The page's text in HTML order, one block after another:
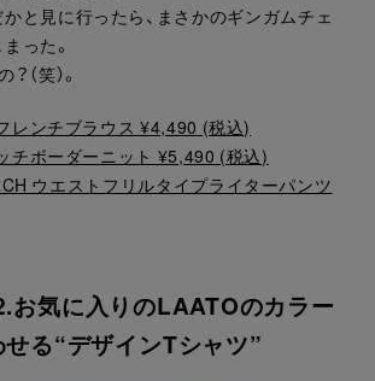
と見に行ったら、まさかのギンガムチェ
った。
（笑）。
レンチブラウス ¥4,490 (税込)
チボーダーニット ¥5,490 (税込)
ウエストフリルタイプライターパンツ
お気に入りのLAATOのカラー
る“デザインTシャツ”